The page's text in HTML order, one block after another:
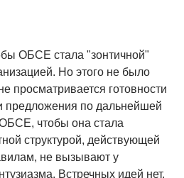
ОБСЕ стала "зонтичной"
Но этого не было
просматривается готовности
предложения по дальнейшей
чтобы она стала
структурой, действующей
не вызывают у
Встречных идей нет,